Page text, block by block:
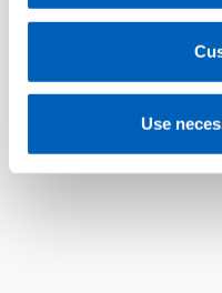
regarding processing of
Gefran - Privacy
Use